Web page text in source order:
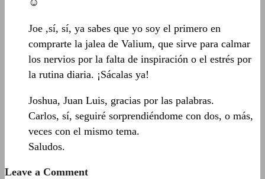
Joe ,sí, sí, ya sabes que yo soy el primero en
comprarte la jalea de Valium, que sirve para calmar
los nervios por la falta de inspiración o el estrés por
la rutina diaria. ¡Sácalas ya!
Joshua, Juan Luis, gracias por las palabras.
Carlos, sí, seguiré sorprendiéndome con dos, o más,
veces con el mismo tema.
Saludos.
Leave a Comment